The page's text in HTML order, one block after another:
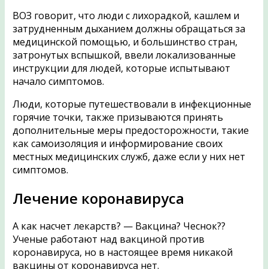
ВОЗ говорит, что люди с лихорадкой, кашлем и
затрудненным дыханием должны обращаться за
медицинской помощью, и большинство стран,
затронутых вспышкой, ввели локализованные
инструкции для людей, которые испытывают
начало симптомов.
Люди, которые путешествовали в инфекционные
горячие точки, также призываются принять
дополнительные меры предосторожности, такие
как самоизоляция и информирование своих
местных медицинских служб, даже если у них нет
симптомов.
Лечение коронавируса
А как насчет лекарств? — Вакцина? Чеснок??
Ученые работают над вакциной против
коронавируса, но в настоящее время никакой
вакцины от коронавируса нет.